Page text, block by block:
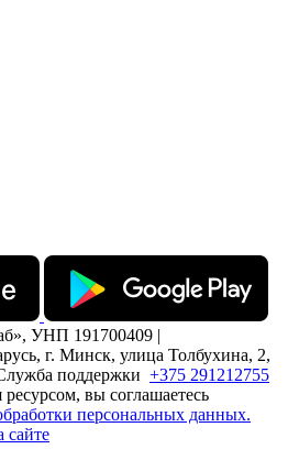
УНП 191700409 |
г. Минск, улица Толбухина, 2,
поддержки +375 291212755
вы соглашаетесь
персональных данных.
сайте